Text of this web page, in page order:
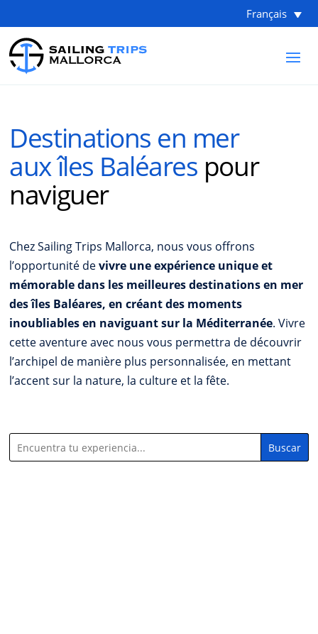
Français
Destinations en mer
aux îles Baléares pour
naviguer
Chez Sailing Trips Mallorca, nous vous offrons
l’opportunité devivre une expérience unique et
mémorable dans les meilleures destinations en mer
des îles Baléares, en créant des moments
inoubliables en naviguant sur la Méditerranée. Vivre
cette aventure avec nous vous permettra de découvrir
l’archipel de manière plus personnalisée, en mettant
l’accent sur la nature, la culture et la fête.
Buscar